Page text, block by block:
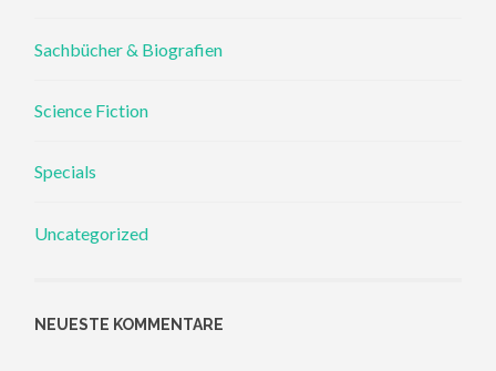
Sachbücher & Biografien
Science Fiction
Specials
Uncategorized
NEUESTE KOMMENTARE